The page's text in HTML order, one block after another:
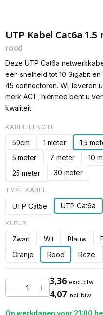
UTP Kabel Cat6a 1.5
rood
Deze UTP Cat6a
een snelheid tot 10 Gigabit
45 connectoren. Wij leveren
merk ACT, hiermee bent u
kwaliteit.
KABEL LENGTE
50cm 1 meter 1,5
5 meter
7 meter 10
25 meter
30 meter
TYPE KABEL
UTP Cat5e UTP Cat6a
KLEUR
Zwart Wit Blauw
Oranje
Rood Roze
3,36 excl. btw
4,07 incl. btw
Op werkdagen voor 21:00